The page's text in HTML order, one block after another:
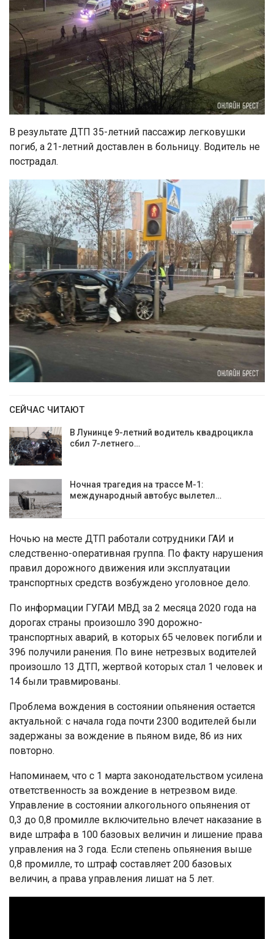
В результате ДТП 35-летний пассажир легковушки
погиб, а 21-летний доставлен в больницу. Водитель не
пострадал.
СЕЙЧАС ЧИТАЮТ
В Лунинце 9-летний водитель квадроцикла
сбил 7-летнего…
Ночная трагедия на трассе М-1:
международный автобус вылетел…
Ночью на месте ДТП работали сотрудники ГАИ и
следственно-оперативная группа. По факту нарушения
правил дорожного движения или эксплуатации
транспортных средств возбуждено уголовное дело.
По информации ГУГАИ МВД за 2 месяца 2020 года на
дорогах страны произошло 390 дорожно-
транспортных аварий, в которых 65 человек погибли и
396 получили ранения. По вине нетрезвых водителей
произошло 13 ДТП, жертвой которых стал 1 человек и
14 были травмированы.
Проблема вождения в состоянии опьянения остается
актуальной: с начала года почти 2300 водителей были
задержаны за вождение в пьяном виде, 86 из них
повторно.
Напоминаем, что с 1 марта законодательством усилена
ответственность за вождение в нетрезвом виде.
Управление в состоянии алкогольного опьянения от
0,3 до 0,8 промилле включительно влечет наказание в
виде штрафа в 100 базовых величин и лишение права
управления на 3 года. Если степень опьянения выше
0,8 промилле, то штраф составляет 200 базовых
величин, а права управления лишат на 5 лет.